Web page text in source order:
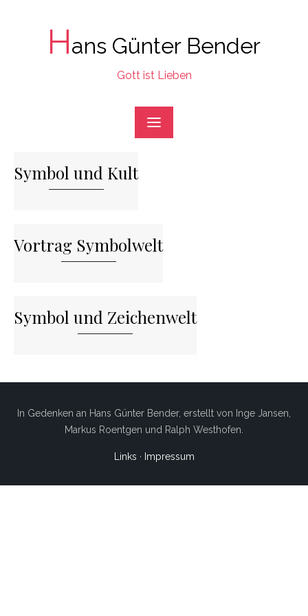
Hans Günter Bender
Gott ist Lieben
Symbol und Kult
Vortrag Symbolwelt
Symbol und Zeichenwelt
In Gedenken an Hans Günter Bender, erstellt von Inge Jansen,
Markus Roentgen und Ralph Westhofen.
Links · Impressum